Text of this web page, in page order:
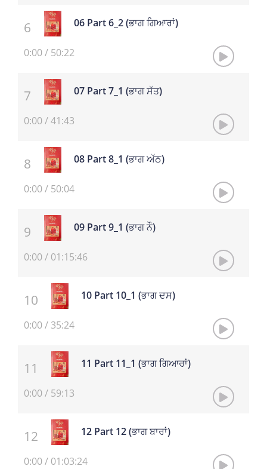
06 Part 6_2 (ਭਾਗ ਗਿਆਰਾਂ)
0:00/ 50:22
07 Part 7_1 (ਭਾਗ ਸੱਤ)
0:00/41:43
08 Part 8_1 (ਭਾਗ ਅੱਠ)
0:00/ 50:04
09 Part 9_1 (ਭਾਗ ਨੌ)
0:00/ 01:15:46
10 Part 10_1 (ਭਾਗ ਦਸ)
0:00/ 35:24
11 Part 11_1 (ਭਾਗ ਗਿਆਰਾਂ)
0:00/ 59:13
12 Part 12 (ਭਾਗ ਬਾਰਾਂ)
0:00/ 01:03:24